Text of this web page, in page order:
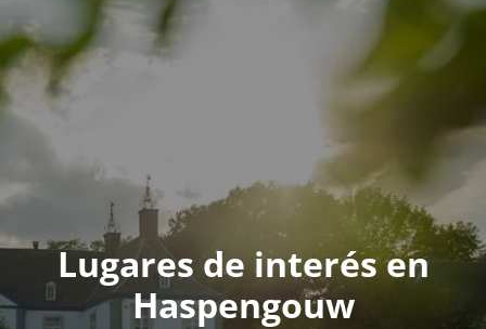
Lugares de interés en
Haspengouw